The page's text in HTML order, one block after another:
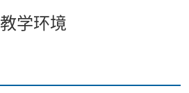
教学环境